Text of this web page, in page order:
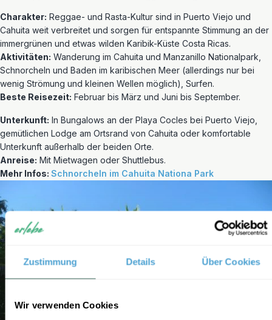
Zustimmung Details Über Cookies
Wir verwenden Cookies
Charakter: Reggae- und Rasta-Kultur sind in Puerto Viejo und
Cahuita weit verbreitet und sorgen für entspannte Stimmung an der
immergrünen und etwas wilden Karibik-Küste Costa Ricas.
Aktivitäten: Wanderung im Cahuita und Manzanillo Nationalpark,
Schnorcheln und Baden im karibischen Meer (allerdings nur bei
wenig Strömung und kleinen Wellen möglich), Surfen.
Beste Reisezeit: Februar bis März und Juni bis September.
Unterkunft: In Bungalows an der Playa Cocles bei Puerto Viejo,
gemütlichen Lodge am Ortsrand von Cahuita oder komfortable
Unterkunft außerhalb der beiden Orte.
Anreise: Mit Mietwagen oder Shuttlebus.
Mehr Infos: Schnorcheln im Cahuita Nationa Park